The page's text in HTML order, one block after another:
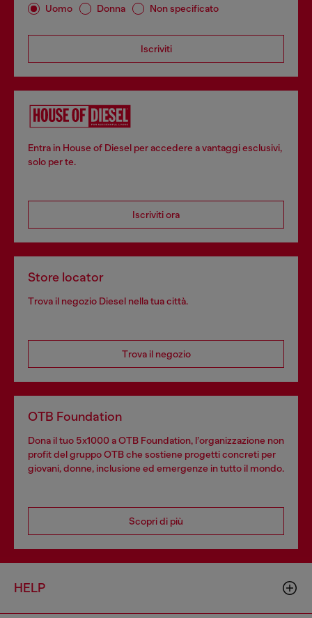
Uomo Donna Non specificato
Iscriviti
Entra in House of Diesel per accedere a vantaggi esclusivi,
solo per te.
Iscriviti ora
Store locator
Trova il negozio Diesel nella tua città.
Trova il negozio
OTB Foundation
Dona il tuo 5x1000 a OTB Foundation, l’organizzazione non
profit del gruppo OTB che sostiene progetti concreti per
giovani, donne, inclusione ed emergenze in tutto il mondo.
Scopri di più
HELP